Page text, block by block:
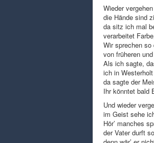
Wieder
die Hände sind
da sitz ich mal
verarbeitet
Wir sprechen so
von früheren
Als ich sagte,
ich in
da sagte der
Ihr könntet bald
Und wieder
im Geist sehe
Hör’ manches
der Vater durft